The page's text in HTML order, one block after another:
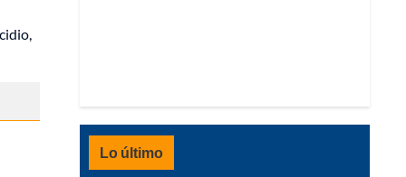
Lo último